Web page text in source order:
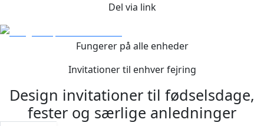
Del via link
Fungerer på alle enheder
Invitationer til enhver fejring
Design invitationer til fødselsdage,
fester og særlige anledninger